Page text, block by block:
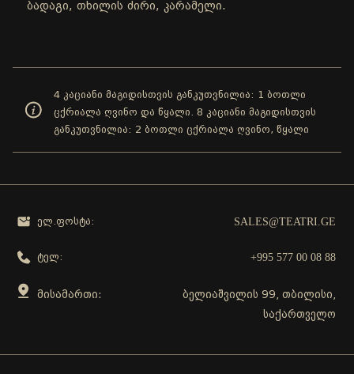
ბადაგი, თხილის ძირი, კარამელი.
4 კაციანი მაგიდისთვის განკუთვნილია: 1 ბოთლი
ცქრიალა ღვინო და წყალი. 8 კაციანი მაგიდისთვის
განკუთვნილია: 2 ბოთლი ცქრიალა ღვინო, წყალი
ელ.ფოსტა: SALES@TEATRI.GE
ტელ: +995 577 00 08 88
მისამართი:
ბელიაშვილის 99, თბილისი,
საქართველო